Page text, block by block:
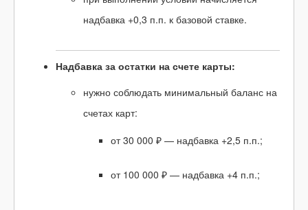
надбавка +0,3 п.п. к базовой ставке.
Надбавка за остатки на счете карты:
нужно соблюдать минимальный баланс на
счетах карт:
от 30 000 ₽ — надбавка +2,5 п.п.;
от 100 000 ₽ — надбавка +4 п.п.;